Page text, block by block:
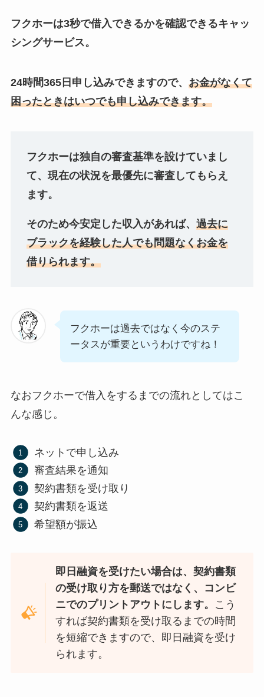
フクホーは3秒で借入できるかを確認できるキャッ
シングサービス。
24時間365日申し込みできますので、 お金がなくて
困ったときはいつでも申し込みできます。
フクホーは独自の審査基準を設けていまし
て、現在の状況を最優先に審査してもらえ
ます。
そのため今安定した収入があれば、 過去に
ブラックを経験した人でも問題なくお金を
借りられます。
フクホーは過去ではなく今のステ
ータスが重要というわけですね！
なおフクホーで借入をするまでの流れとしてはこ
んな感じ。
ネットで申し込み
審査結果を通知
契約書類を受け取り
契約書類を返送
希望額が振込
即日融資を受けたい場合は、契約書類
の受け取り方を郵送ではなく、コンビ
ニでのプリントアウトにします。 こう
すれば契約書類を受け取るまでの時間
を短縮できますので、即日融資を受け
られます。